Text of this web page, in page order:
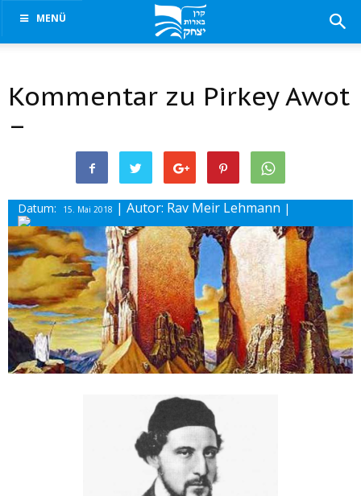
MENÜ
Kommentar zu Pirkey Awot
–
Datum: 15. Mai 2018 | Autor: Rav Meir Lehmann |